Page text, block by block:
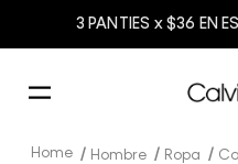
3 PANTIES x $36 EN
Hombre Ropa